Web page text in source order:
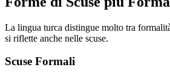
La lingua turca distingue molto tra
si riflette anche nelle scuse.
Scuse Formali